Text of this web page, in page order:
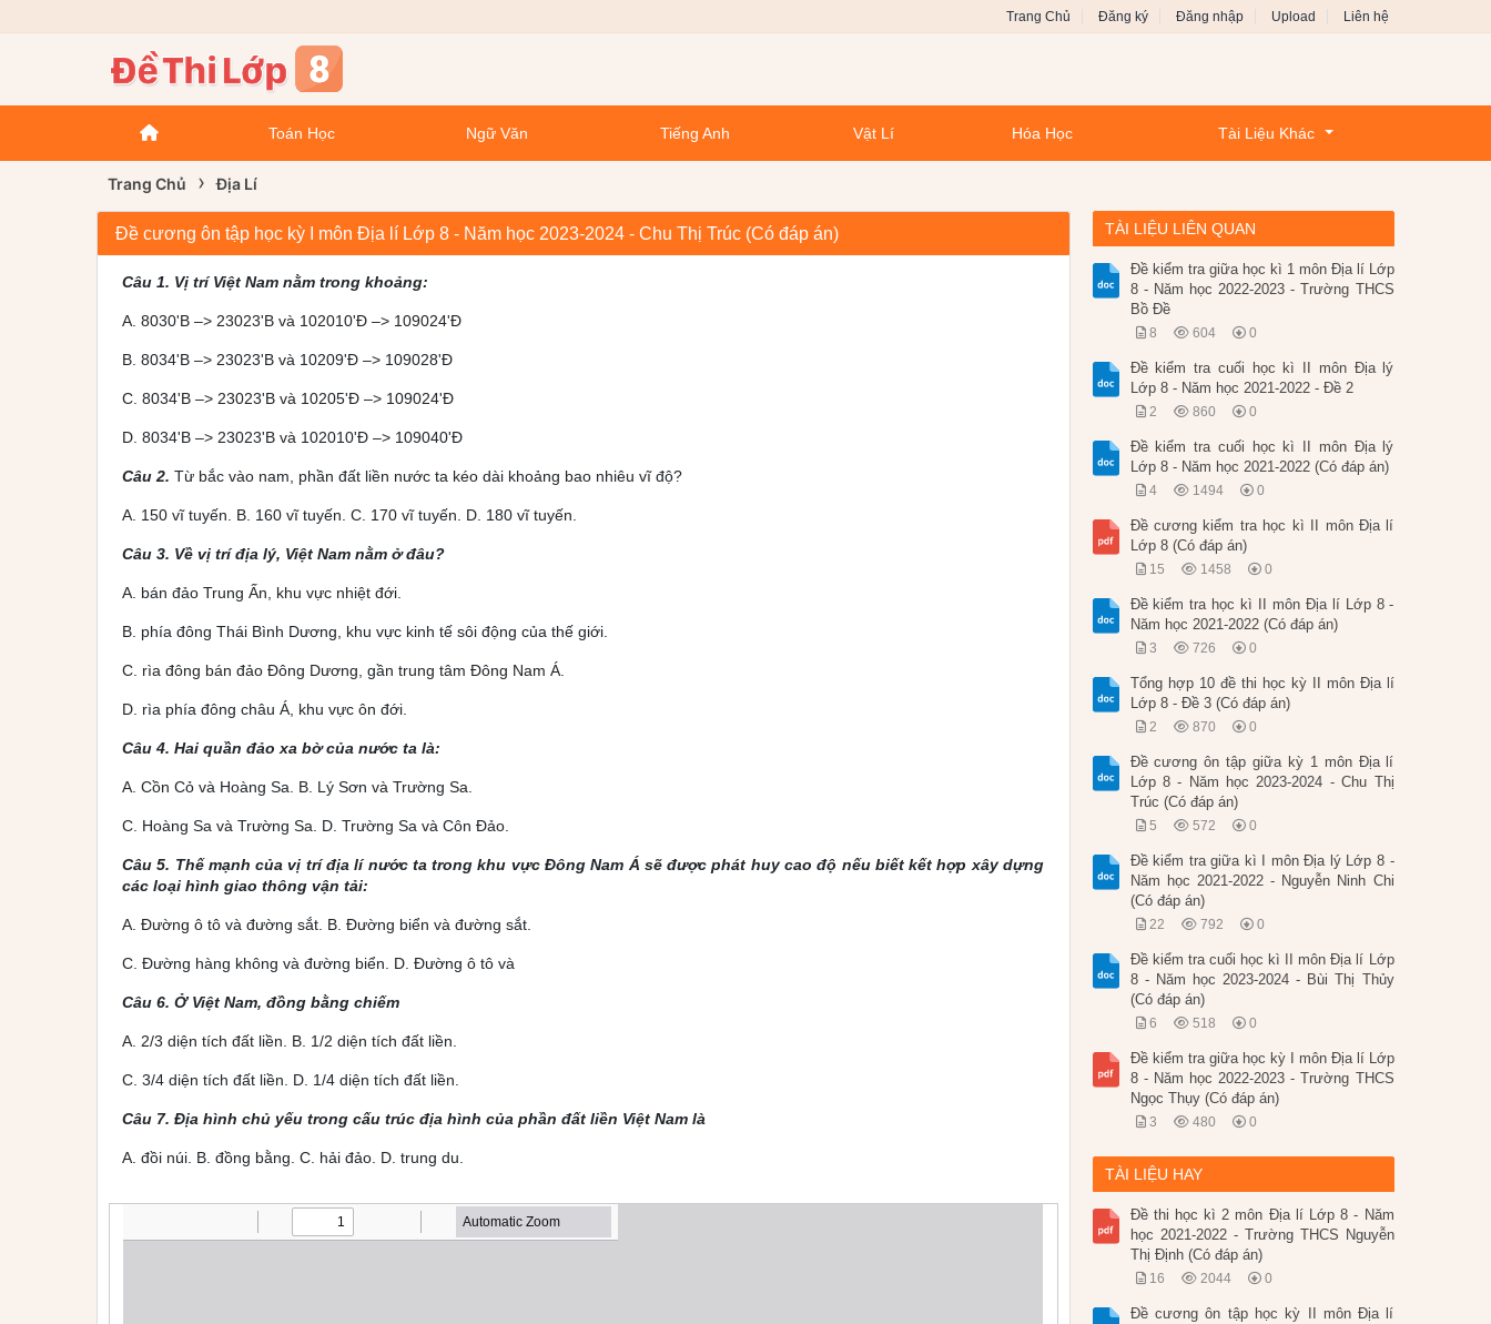
Trang Chủ Đăng ký Đăng nhập Upload Liên hệ
Toán Học Ngữ Văn Tiếng Anh Vật Lí Hóa Học Tài Liệu Khác
Trang Chủ › Địa Lí
Đề cương ôn tập học kỳ I môn Địa lí Lớp 8 - Năm học 2023-2024 - Chu Thị Trúc (Có đáp án)
Câu 1. Vị trí Việt Nam nằm trong khoảng:
A. 8030'B –> 23023'B và 102010'Đ –> 109024'Đ
B. 8034'B –> 23023'B và 10209'Đ –> 109028'Đ
C. 8034'B –> 23023'B và 10205'Đ –> 109024'Đ
D. 8034'B –> 23023'B và 102010'Đ –> 109040'Đ
Câu 2. Từ bắc vào nam, phần đất liền nước ta kéo dài khoảng bao nhiêu vĩ độ?
A. 150 vĩ tuyến. B. 160 vĩ tuyến. C. 170 vĩ tuyến. D. 180 vĩ tuyến.
Câu 3. Về vị trí địa lý, Việt Nam nằm ở đâu?
A. bán đảo Trung Ấn, khu vực nhiệt đới.
B. phía đông Thái Bình Dương, khu vực kinh tế sôi động của thế giới.
C. rìa đông bán đảo Đông Dương, gần trung tâm Đông Nam Á.
D. rìa phía đông châu Á, khu vực ôn đới.
Câu 4. Hai quần đảo xa bờ của nước ta là:
A. Cồn Cỏ và Hoàng Sa. B. Lý Sơn và Trường Sa.
C. Hoàng Sa và Trường Sa. D. Trường Sa và Côn Đảo.
Câu 5. Thế mạnh của vị trí địa lí nước ta trong khu vực Đông Nam Á sẽ được phát huy cao độ nếu biết kết hợp xây dựng
các loại hình giao thông vận tải:
A. Đường ô tô và đường sắt. B. Đường biển và đường sắt.
C. Đường hàng không và đường biển. D. Đường ô tô và
Câu 6. Ở Việt Nam, đồng bằng chiếm
A. 2/3 diện tích đất liền. B. 1/2 diện tích đất liền.
C. 3/4 diện tích đất liền. D. 1/4 diện tích đất liền.
Câu 7. Địa hình chủ yếu trong cấu trúc địa hình của phần đất liền Việt Nam là
A. đồi núi. B. đồng bằng. C. hải đảo. D. trung du.
TÀI LIỆU LIÊN QUAN
Đề kiểm tra giữa học kì 1 môn Địa lí Lớp
8 - Năm học 2022-2023 - Trường THCS
Bồ Đề
8 604 0
Đề kiểm tra cuối học kì II môn Địa lý
Lớp 8 - Năm học 2021-2022 - Đề 2
2 860 0
Đề kiểm tra cuối học kì II môn Địa lý
Lớp 8 - Năm học 2021-2022 (Có đáp án)
4 1494 0
Đề cương kiểm tra học kì II môn Địa lí
Lớp 8 (Có đáp án)
15 1458 0
Đề kiểm tra học kì II môn Địa lí Lớp 8 -
Năm học 2021-2022 (Có đáp án)
3 726 0
Tổng hợp 10 đề thi học kỳ II môn Địa lí
Lớp 8 - Đề 3 (Có đáp án)
2 870 0
Đề cương ôn tập giữa kỳ 1 môn Địa lí
Lớp 8 - Năm học 2023-2024 - Chu Thị
Trúc (Có đáp án)
5 572 0
Đề kiểm tra giữa kì I môn Địa lý Lớp 8 -
Năm học 2021-2022 - Nguyễn Ninh Chi
(Có đáp án)
22 792 0
Đề kiểm tra cuối học kì II môn Địa lí Lớp
8 - Năm học 2023-2024 - Bùi Thị Thủy
(Có đáp án)
6 518 0
Đề kiểm tra giữa học kỳ I môn Địa lí Lớp
8 - Năm học 2022-2023 - Trường THCS
Ngọc Thụy (Có đáp án)
3 480 0
TÀI LIỆU HAY
Đề thi học kì 2 môn Địa lí Lớp 8 - Năm
học 2021-2022 - Trường THCS Nguyễn
Thị Định (Có đáp án)
16 2044 0
Đề cương ôn tập học kỳ II môn Địa lí